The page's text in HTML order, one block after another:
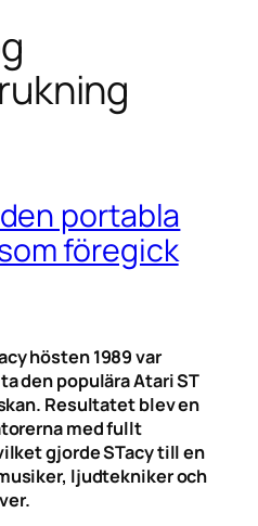
portabla
föregick
hösten 1989 var
den populära Atari ST
Resultatet blev en
med fullt
gjorde STacy till en
ljudtekniker och